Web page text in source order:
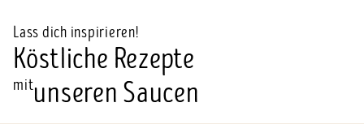
Lass dich inspirieren!
Köstliche Rezepte
mitunseren Saucen